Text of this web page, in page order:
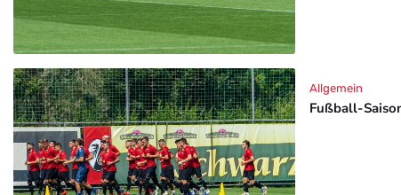
Fußball-
Allgemein